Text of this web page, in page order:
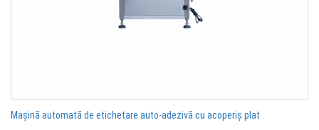
Mașină automată de etichetare auto-adezivă cu acoperiș plat